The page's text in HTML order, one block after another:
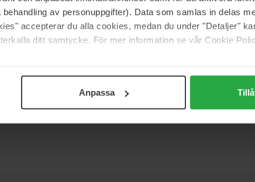
av personuppgifter). Data som samlas in delas
accepterar du alla cookies, medan du under "Detaljer"
ditt samtycke. För mer information se vår Cookie
Anpassa